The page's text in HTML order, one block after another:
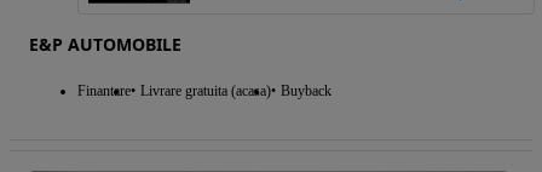
E&P AUTOMOBILE
Finantare Livrare gratuita (acasa) Buyback